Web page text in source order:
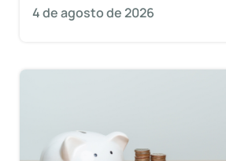
4 de agosto de 2026